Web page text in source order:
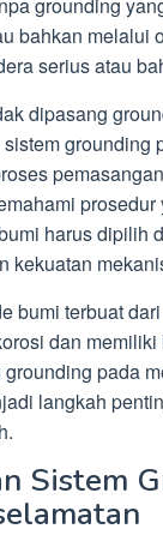
grounding
bahkan melalui
serius atau
dipasang
grounding
harus dipilih
kekuatan
bumi terbuat
dan
pada
langkah
Sistem